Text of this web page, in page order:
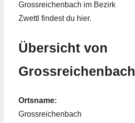
Grossreichenbach im Bezirk
Zwettl findest du hier.
Übersicht von
Grossreichenbach
Ortsname:
Grossreichenbach